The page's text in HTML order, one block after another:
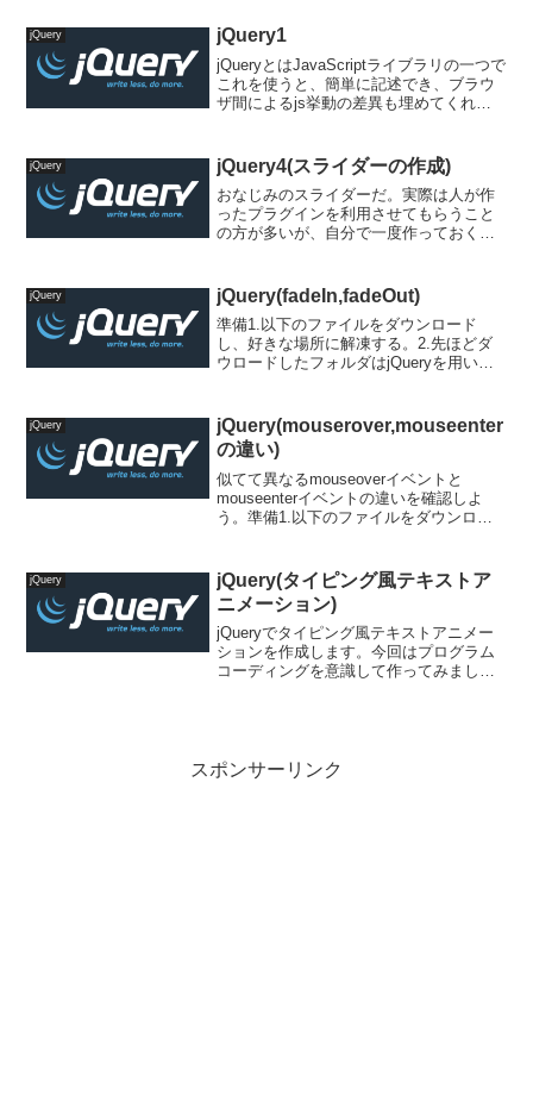
に感じることも少なくない。そこで常駐
させる際にサイズを縮めてあ...
jQuery jQuery1
jQueryとはJavaScriptライブラリの一つで
これを使うと、簡単に記述でき、ブラウ
ザ間によるjs挙動の差異も埋めてくれ
速使ってみよう。準備1.以下のファイル
をダ...
jQuery jQuery4(スライダーの作成)
おなじみのスライダーだ。実際は人が作
ったプラグインを利用させてもらうこと
の方が多いが、自分で一度作っておくと
1.以下のファイルをダウンロードし、好
きな場所に解凍する。2...
jQuery jQuery(fadeIn,fadeOut)
準備1.以下のファイルをダウンロード
し、好きな場所に解凍する。2.先ほどダ
ウロードしたフォルダはjQueryを用いた
ロジェクトを作成する。Templateフォル
ダを複...
jQuery
jQuery(mouserover,mouseenter
の違い)
似てて異なるmouseoverイベントと
mouseenterイベントの違いを確認しよ
う。準備1.以下のファイルをダウンロー
たWebサイト開発に最適な構成であ
る。...
jQuery
jQuery(タイピング風テキストア
ニメーション)
jQueryでタイピング風テキストアニメー
ションを作成します。今回はプログラム
コーディングを意識して作ってみまし
スポンサーリンク